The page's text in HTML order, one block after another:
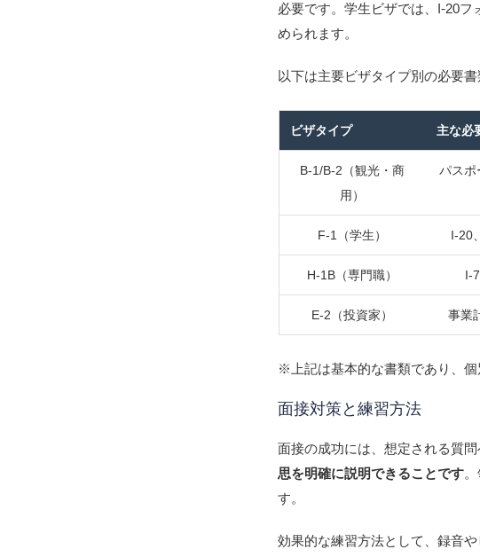
必要です。学生ビザでは、I-20
められます。
以下は主要ビザタイプ別の必要書
ビザタイプ 主な必
B-1/B-2（観光・商
用）
パスポ
F-1（学生） I-20
H-1B（専門職） I-
E-2（投資家） 事業
※上記は基本的な書類であり、
面接対策と練習方法
面接の成功には、想定される質
思を明確に説明できることです
す。
効果的な練習方法として、録音